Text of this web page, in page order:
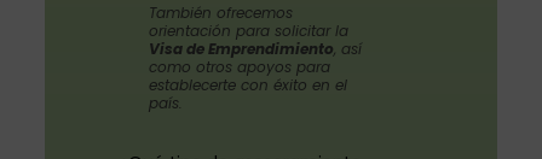
También ofrecemos
orientación para solicitar la
Visa de Emprendimiento, así
como otros apoyos para
establecerte con éxito en el
país.